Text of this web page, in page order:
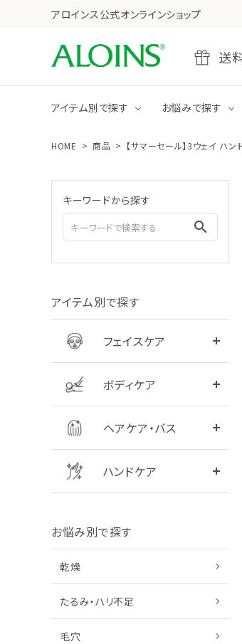
アロインス公式オンラインショップ
送
アイテム別で探す
全商品をみる クレンジ
ジェル
全商品をみる シャンプ
全商品をみる ハンドク
お悩みで探す
HOME 商品 【サマーセール】3ウェイ ハ
キーワードから探す
search
アイテム別で探す
フェイスケア
ボディケア
ヘアケア・バス
ハンドケア
お悩み別で探す
乾燥
たるみ・ハリ不足
毛穴